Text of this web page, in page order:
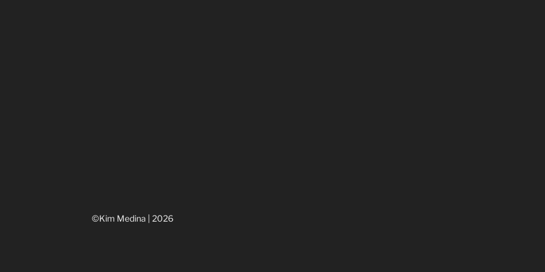
©Kim Medina | 2026